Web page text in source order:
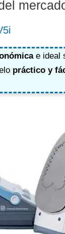
e ideal
práctico y